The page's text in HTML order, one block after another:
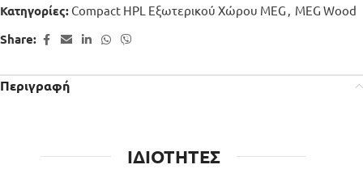
Κατηγορίες: Compact HPL Εξωτερικού Χώρου MEG , MEG Wood
Share:
Περιγραφή
ΙΔΙΟΤΗΤΕΣ